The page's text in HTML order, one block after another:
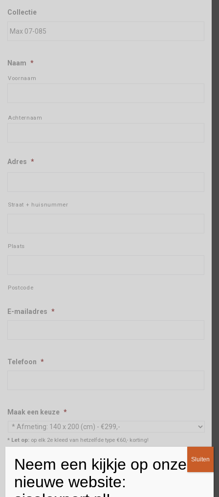
Collectie
Naam *
Voornaam
Achternaam
Adres *
Straat + huisnummer
Plaats
Postcode
E-mailadres *
Telefoon *
Maak een keuze *
* Let op: op elk 2e kleed van hetzelfde type €60,- korting!
Aantal
Neem een kijkje op onze
nieuwe website:
Sluiten